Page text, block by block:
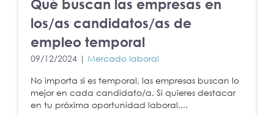
Qué buscan las empresas en
los/as candidatos/as de
empleo temporal
09/12/2024 | Mercado laboral
No importa si es temporal, las empresas buscan lo
mejor en cada candidato/a. Si quieres destacar
en tu próxima oportunidad laboral,...